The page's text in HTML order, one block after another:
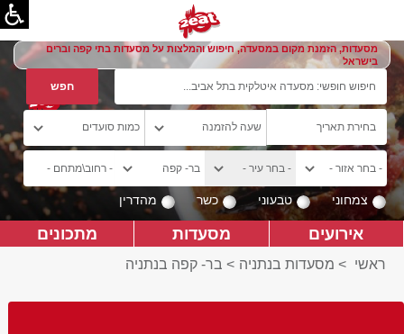
מסעדות, הזמנת מקום במסעדה, חיפוש והמלצות על מסעדות בתי קפה וברים
בישראל
צמחוני טבעוני כשר מהדרין
אירועים מסעדות מתכונים
ראשי > מסעדות בנתניה > בר- קפה בנתניה